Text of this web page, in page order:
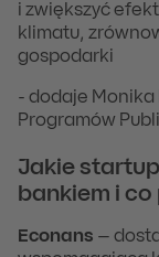
i zwiększyć
klimatu,
gospodarki
- dodaje
Programów
Jakie
bankiem i
Econans –